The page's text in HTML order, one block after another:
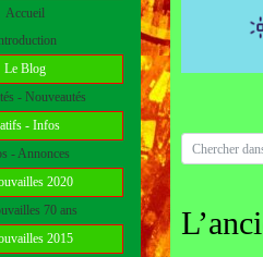
Accueil
Le Blog
- Nouveautés
- Infos
- Annonces
2020
70 ans
2015